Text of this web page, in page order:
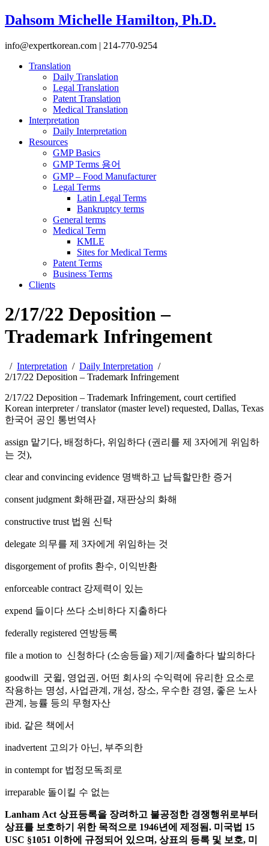
Dahsom Michelle Hamilton, Ph.D.
info@expertkorean.com | 214-770-9254
Translation
Daily Translation
Legal Translation
Patent Translation
Medical Translation
Interpretation
Daily Interpretation
Resources
GMP Basics
GMP Terms 용어
GMP – Food Manufacturer
Legal Terms
Latin Legal Terms
Bankruptcy terms
General terms
Medical Term
KMLE
Sites for Medical Terms
Patent Terms
Business Terms
Clients
2/17/22 Deposition –
Trademark Infringement
Interpretation
Daily Interpretation
2/17/22 Deposition – Trademark Infringement
2/17/22 Deposition – Trademark Infringement, court certified
Korean interpreter / translator (master level) requested, Dallas, Texas
한국어 공인 통번역사
assign 맡기다, 배정하다, 위임하다 (권리를 제 3자에게 위임하
는 것),
clear and convincing evidence 명백하고 납득할만한 증거
consent judgment 화해판결, 재판상의 화해
constructive trust 법원 신탁
delegate 의무를 제 3자에게 위임하는 것
disgorgement of profits 환수, 이익반환
enforceable contract 강제력이 있는
expend 들이다 쓰다 소비하다 지출하다
federally registered 연방등록
file a motion to 신청하다 (소송등을) 제기/제출하다 발의하다
goodwill 굿윌, 영업권, 어떤 회사의 수익력에 유리한 요소로
작용하는 명성, 사업관계, 개성, 장소, 우수한 경영, 좋은 노사
관계, 능률 등의 무형자산
ibid. 같은 책에서
inadvertent 고의가 아닌, 부주의한
in contempt for 법정모독죄로
irreparable 돌이킬 수 없는
Lanham Act 상표등록을 장려하고 불공정한 경쟁행위로부터
상표를 보호하기 위한 목적으로 1946년에 제정됨. 미국법 15
USC §1051 이하에 규정되어 있으며, 상표의 등록 및 보호, 미